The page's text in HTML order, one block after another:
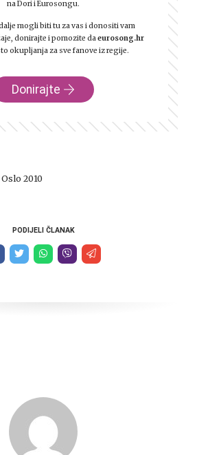
na Dori i Eurosongu.
mogli biti tu za vas i donositi vam
donirajte i pomozite daeurosong.hr
okupljanja za sve fanove iz regije.
Donirajte
Oslo 2010
PODIJELI ČLANAK